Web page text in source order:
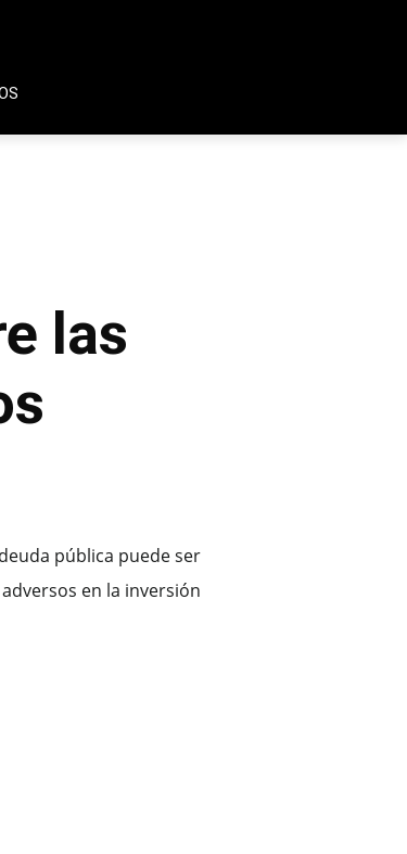
las
pública puede ser
en la inversión